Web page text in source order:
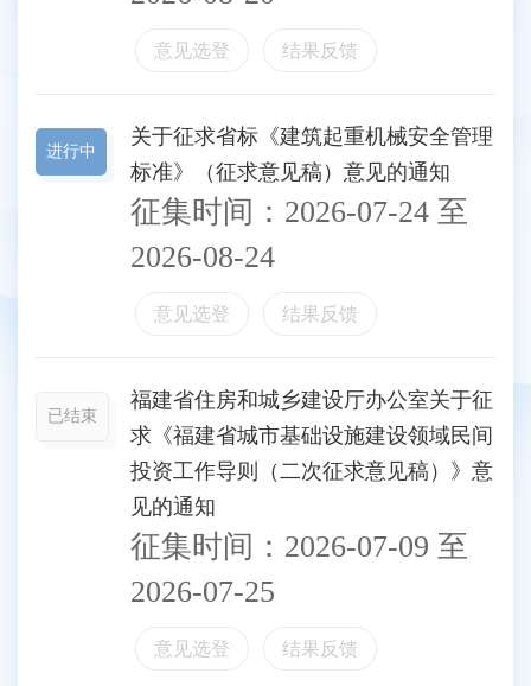
意见选登 结果反馈
进行中
关于征求省标《建筑起重机械安全管理
标准》（征求意见稿）意见的通知
征集时间： 2026-07-24 至
2026-08-24
意见选登 结果反馈
已结束
福建省住房和城乡建设厅办公室关于征
求《福建省城市基础设施建设领域民间
投资工作导则（二次征求意见稿）》意
见的通知
征集时间： 2026-07-09 至
2026-07-25
意见选登 结果反馈